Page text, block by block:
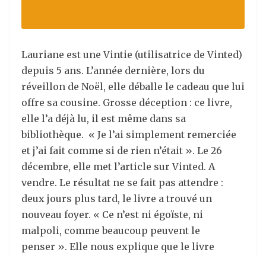
Lauriane est une Vintie (utilisatrice de Vinted)
depuis 5 ans. L’année dernière, lors du
réveillon de Noël, elle déballe le cadeau que lui
offre sa cousine. Grosse déception : ce livre,
elle l’a déjà lu, il est même dans sa
bibliothèque. « Je l’ai simplement remerciée
et j’ai fait comme si de rien n’était ». Le 26
décembre, elle met l’article sur Vinted. A
vendre. Le résultat ne se fait pas attendre :
deux jours plus tard, le livre a trouvé un
nouveau foyer. « Ce n’est ni égoïste, ni
malpoli, comme beaucoup peuvent le
penser ». Elle nous explique que le livre